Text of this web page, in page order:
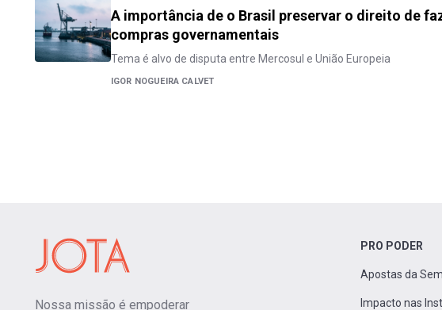
A importância de o Brasil preservar o direito de
compras governamentais
Tema é alvo de disputa entre Mercosul e União Europeia
IGOR NOGUEIRA CALVET
Nossa missão é empoderar
PRO PODER
Apostas da
Impacto nas